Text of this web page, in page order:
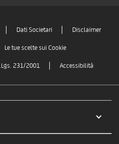
Dati Societari Disclaimer
Le tue scelte sui Cookie
231/2001 Accessibilità